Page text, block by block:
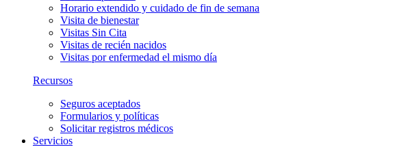
Horario extendido y cuidado de fin de semana
Visita de bienestar
Visitas Sin Cita
Visitas de recién nacidos
Visitas por enfermedad el mismo día
Recursos
Seguros aceptados
Formularios y políticas
Solicitar registros médicos
Servicios